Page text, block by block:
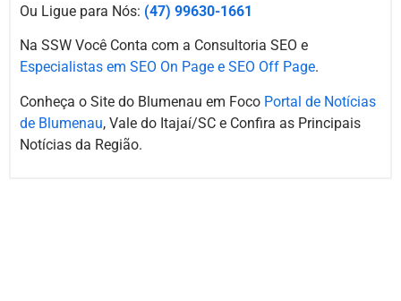
Ou Ligue para Nós: (47) 99630-1661
Na SSW Você Conta com a Consultoria SEO e
Especialistas em SEO On Page e SEO Off Page.
Conheça o Site do Blumenau em Foco Portal de Notícias
de Blumenau, Vale do Itajaí/SC e Confira as Principais
Notícias da Região.